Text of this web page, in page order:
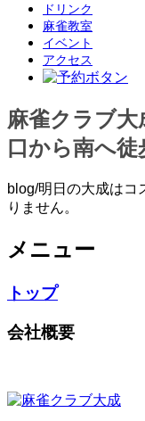
ドリンク
麻雀教室
イベント
アクセス
麻雀クラブ大
口から南へ
blog/明日の大成はコ
りません。
メニュー
トップ
会社概要